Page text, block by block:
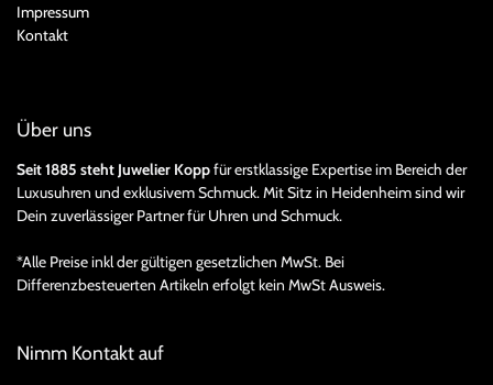
Impressum
Kontakt
Über uns
Seit 1885 steht Juwelier Koppfür erstklassige Expertise im Bereich der
Luxusuhren und exklusivem Schmuck. Mit Sitz in Heidenheim sind wir
Dein zuverlässiger Partner für Uhren und Schmuck.
*Alle Preise inkl der gültigen gesetzlichen MwSt. Bei
Differenzbesteuerten Artikeln erfolgt kein MwSt Ausweis.
Nimm Kontakt auf